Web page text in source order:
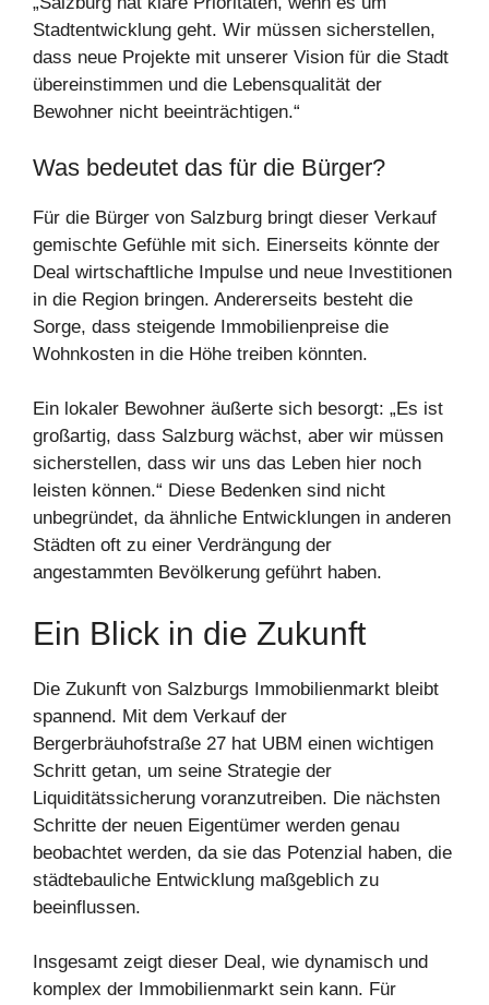
Stadtentwicklung geht. Wir müssen sicherstellen,
dass neue Projekte mit unserer Vision für die Stadt
übereinstimmen und die Lebensqualität der
Bewohner nicht beeinträchtigen.“
Was bedeutet das für die Bürger?
Für die Bürger von Salzburg bringt dieser Verkauf
gemischte Gefühle mit sich. Einerseits könnte der
Deal wirtschaftliche Impulse und neue Investitionen
in die Region bringen. Andererseits besteht die
Sorge, dass steigende Immobilienpreise die
Wohnkosten in die Höhe treiben könnten.
Ein lokaler Bewohner äußerte sich besorgt: „Es ist
großartig, dass Salzburg wächst, aber wir müssen
sicherstellen, dass wir uns das Leben hier noch
leisten können.“ Diese Bedenken sind nicht
unbegründet, da ähnliche Entwicklungen in anderen
Städten oft zu einer Verdrängung der
angestammten Bevölkerung geführt haben.
Ein Blick in die Zukunft
Die Zukunft von Salzburgs Immobilienmarkt bleibt
spannend. Mit dem Verkauf der
Bergerbräuhofstraße 27 hat UBM einen wichtigen
Schritt getan, um seine Strategie der
Liquiditätssicherung voranzutreiben. Die nächsten
Schritte der neuen Eigentümer werden genau
beobachtet werden, da sie das Potenzial haben, die
städtebauliche Entwicklung maßgeblich zu
beeinflussen.
Insgesamt zeigt dieser Deal, wie dynamisch und
komplex der Immobilienmarkt sein kann. Für